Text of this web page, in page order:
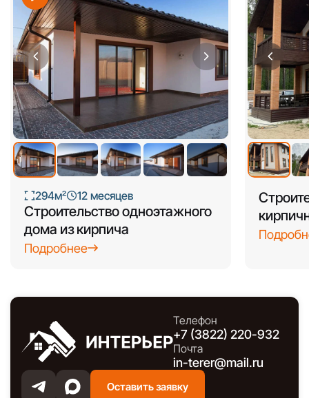
294м² 12 месяцев
Строительство одноэтажного
дома из кирпича
Подробнее
Телефон
+7 (3822) 220-932
Почта
in-terer@mail.ru
Оставить заявку